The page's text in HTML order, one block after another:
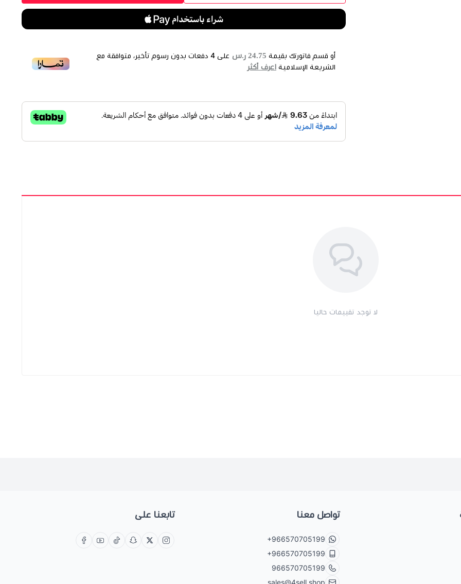
أو قسم فاتورتك بقيمة 24.75 ر.س على 4 دفعات بدون رسوم تأخير، متوافقة مع
الشريعة الإسلامية اعرف أكثر
لا توجد تقييمات حاليا
تواصل معنا
+966570705199
+966570705199
966570705199
sales@4sell.shop
تابعنا على